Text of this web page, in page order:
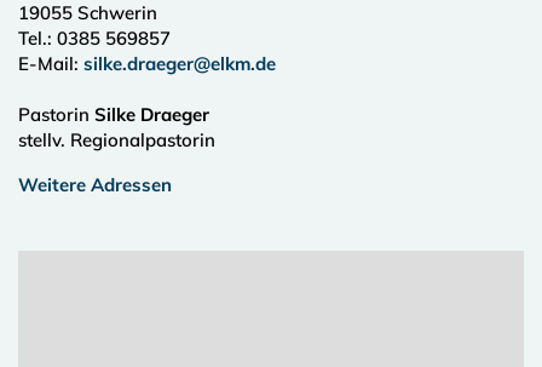
19055 Schwerin
Tel.: 0385 569857
E-Mail: silke.draeger@elkm.de
Pastorin Silke Draeger
stellv. Regionalpastorin
Weitere Adressen